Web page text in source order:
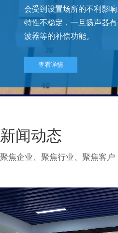
会受到设置场所的不利影
特性不稳定，一旦扬声器
波器等的补偿功能。
查看详情
新闻动态
聚焦企业、聚焦行业、聚焦客